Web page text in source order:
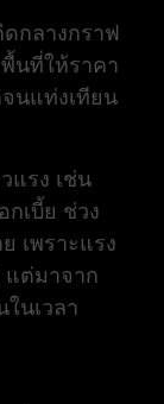
กลางกราฟ
นที่ให้ราคา
นแท่งเทียน
แรง เช่น
กเบี้ย ช่วง
เพราะแรง
แต่มาจาก
นเวลา